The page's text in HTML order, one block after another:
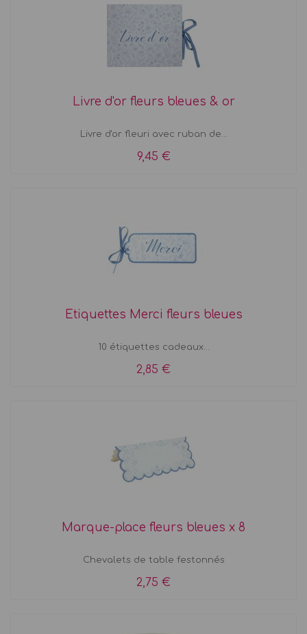
Livre d'or fleurs bleues & or
Livre d'or fleuri avec ruban de...
9,45 €
Etiquettes Merci fleurs bleues
10 étiquettes cadeaux...
2,85 €
Marque-place fleurs bleues x 8
Chevalets de table festonnés
2,75 €